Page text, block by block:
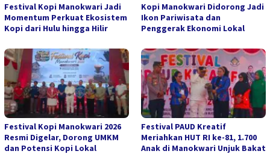
Festival Kopi Manokwari Jadi
Momentum Perkuat Ekosistem
Kopi dari Hulu hingga Hilir
Kopi Manokwari Didorong Jadi
Ikon Pariwisata dan
Penggerak Ekonomi Lokal
Festival Kopi Manokwari 2026
Resmi Digelar, Dorong UMKM
dan Potensi Kopi Lokal
Festival PAUD Kreatif
Meriahkan HUT RI ke-81, 1.700
Anak di Manokwari Unjuk Bakat